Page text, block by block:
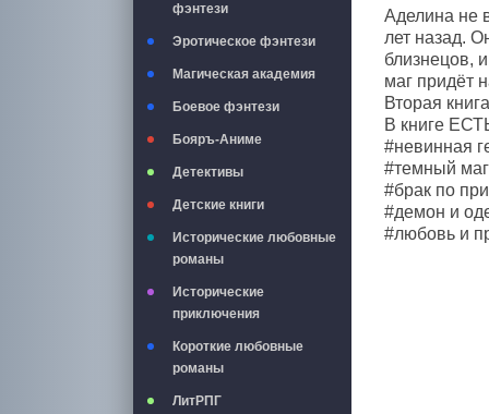
фэнтези
Эротическое фэнтези
Магическая академия
Боевое фэнтези
Бояръ-Аниме
Детективы
Детские книги
Исторические любовные
романы
Исторические
приключения
Короткие любовные
романы
ЛитРПГ
Аделина не
лет назад.
близнецов,
маг придёт
Вторая
В книге
#невинная
#темный маг
#брак по
#демон и
#любовь и